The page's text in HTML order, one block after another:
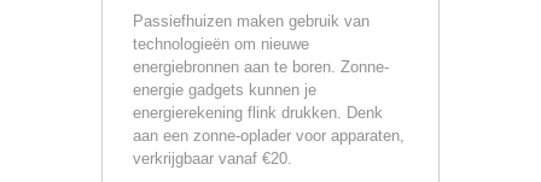
Passiefhuizen maken gebruik van
technologieën om nieuwe
energiebronnen aan te boren. Zonne-
energie gadgets kunnen je
energierekening flink drukken. Denk
aan een zonne-oplader voor apparaten,
verkrijgbaar vanaf €20.